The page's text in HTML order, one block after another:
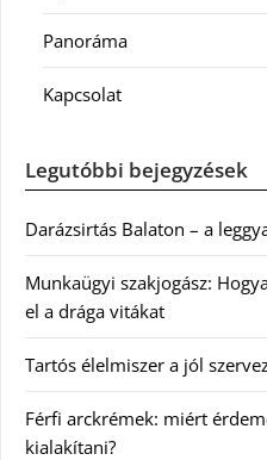
Panoráma
Kapcsolat
Legutóbbi bejegyzések
Darázsirtás Balaton – a
Munkaügyi szakjogász:
el a drága vitákat
Tartós élelmiszer a jól
Férfi arckrémek: miért
kialakítani?